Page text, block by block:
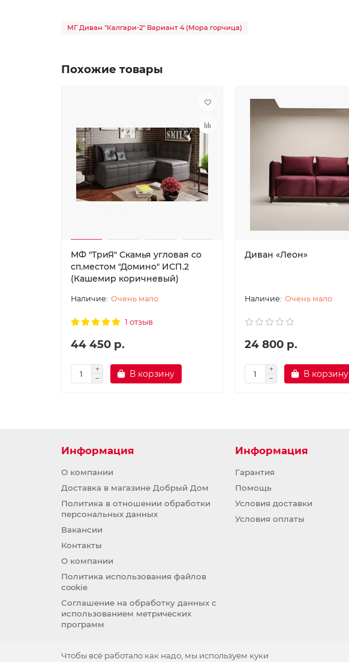
МГ Диван "Калгари-2" Вариант 4 (Мора горчица)
Похожие товары
МФ "ТриЯ" Скамья угловая со
сп.местом "Домино" ИСП.2
(Кашемир коричневый)
Очень мало
1 отзыв
44 450 р.
В корзину
Диван «Леон»
Очень мало
24 800 р.
В корзину
Чтобы всё работало как надо, мы используем куки
Информация
О компании
Доставка в магазине Добрый Дом
Политика в отношении обработки
персональных данных
Вакансии
Контакты
О компании
Политика использования файлов
cookie
Соглашение на обработку данных с
использованием метрических
программ
Информация
Гарантия
Помощь
Условия доставки
Условия оплаты